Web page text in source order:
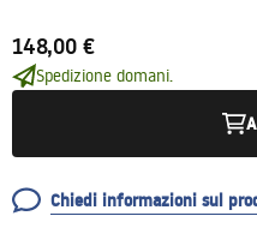
148,00 €
Spedizione domani.
Chiedi informazioni sul